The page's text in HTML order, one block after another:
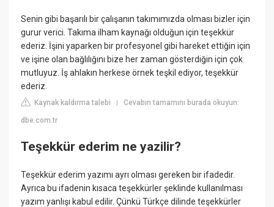
Senin gibi başarılı bir çalışanın takımımızda olması bizler için
gurur verici. Takıma ilham kaynağı olduğun için teşekkür
ederiz. İşini yaparken bir profesyonel gibi hareket ettiğin için
ve işine olan bağlılığını bize her zaman gösterdiğin için çok
mutluyuz. İş ahlakın herkese örnek teşkil ediyor, teşekkür
ederiz.
Kaynak kaldırma talebi |Cevabın tamamını burada okuyun:
dbe.com.tr
Teşekkür ederim ne yazilir?
Teşekkür ederim yazımı ayrı olması gereken bir ifadedir.
Ayrıca bu ifadenin kısaca teşekkürler şeklinde kullanılması
yazım yanlışı kabul edilir. Çünkü Türkçe dilinde teşekkürler